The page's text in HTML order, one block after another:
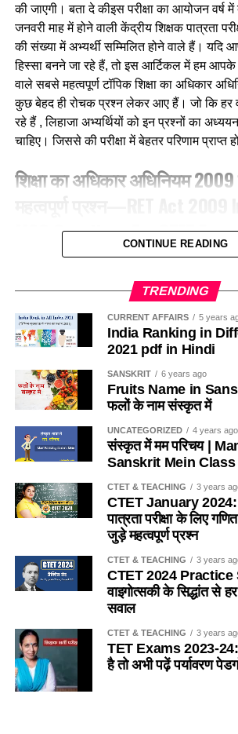
(a) फाख्ता
(b) शकरखोरा
(c) बया
(d) कलचिडी
Ans-b
Q.3 ग्रामीण क्षेत्रों में, गाय के गोबर में मिट्टी के घरों
(a) फर्श को प्रकृतिक रंग देने के लिए
(d) खुरदरा बनाकर घर्षण बढाने के लिए
Ans-b
Q.4 निम्नलिखित में से कौन-सा कीट मधुमक्खीयाँ की
में एक साथ नहीं रहता है ? / Which of the
does not live together in a colony
(a) तेतैया दर्श
(b) चिंटी
(c) दीमक
(d) मकड़ी
Q.5 कुत्ता मछली का आवास है
(a) नदी
की जाएगी। बता दे कीइस परीक्षा का आयोजन वर्ष में
जनवरी माह में होने वाली केंद्रीय शिक्षक पात्रता
की संख्या में अभ्यर्थी सम्मिलित होने वाले हैं। यदि
हिस्सा बनने जा रहे हैं, तो इस आर्टिकल में हम आपके
वाले सबसे महत्वपूर्ण टॉपिक शिक्षा का अधिकार
कुछ बेहद ही रोचक प्रश्न लेकर आए हैं। जो कि हर
रहे हैं , लिहाजा अभ्यर्थियों को इन प्रश्नों का
चाहिए। जिससे की परीक्षा में बेहतर परिणाम प्राप्त
शिक्षा का अधिकार अधिनियम
MCQ Questions For CTET Exam
1. RTE 2009 की किस धारा के अनुसार सरकारी
स्वीकृत पदों में से 20% से अधिक खाली नहीं
which section of RTE-2009, not more
sanctioned posts in government
vacant?
(a) धारा-26
(b) धारा-27
(c) धारा-28
Ans- d
2. यदि किसी विद्यालय में 151 विद्यार्थी है, तो
अध्यापकों की संख्या कितनी होगी ?/If there are
a school, then what will be the
including the headmaster?
(a) 4
(b) 5
CONTINUE READING
TRENDING
CURRENT AFFAIRS 5 years
India Ranking in
2021 pdf in Hindi
SANSKRIT 6 years ago
Fruits Name in
फलों के नाम संस्कृत में
UNCATEGORIZED 4 years ago
संस्कृत में मम परिचय |
Sanskrit Mein Class
CTET & TEACHING 3 years
CTET January 2024:
पात्रता परीक्षा के लिए
जुड़े महत्वपूर्ण प्रश्न
CTET & TEACHING 3 years
CTET 2024 Practice
वाइगोत्सकी के सिद्धांत से
सवाल
CTET & TEACHING 3 years
TET Exams 2023-24:
है तो अभी पढ़ें पर्यावरण